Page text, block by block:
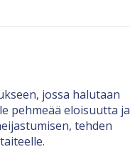
jossa halutaan
pehmeää eloisuutta ja
tehden